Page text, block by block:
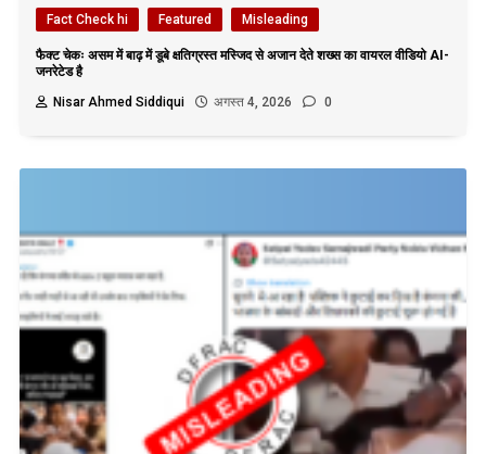
Fact Check hi Featured Misleading
फैक्ट चेकः असम में बाढ़ में डूबे क्षतिग्रस्त मस्जिद से अजान देते शख्स का वायरल वीडियो AI-
जनरेटेड है
Nisar Ahmed Siddiqui
अगस्त 4, 2026 0